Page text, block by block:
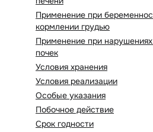
Применение при
кормлении грудью
Применение при
почек
Условия хранения
Условия реализации
Особые указания
Побочное действие
Срок годности